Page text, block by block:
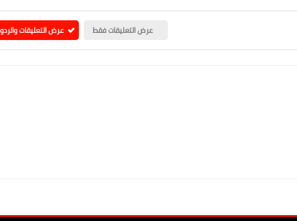
عرض التعليقات فقط عرض التعليقات